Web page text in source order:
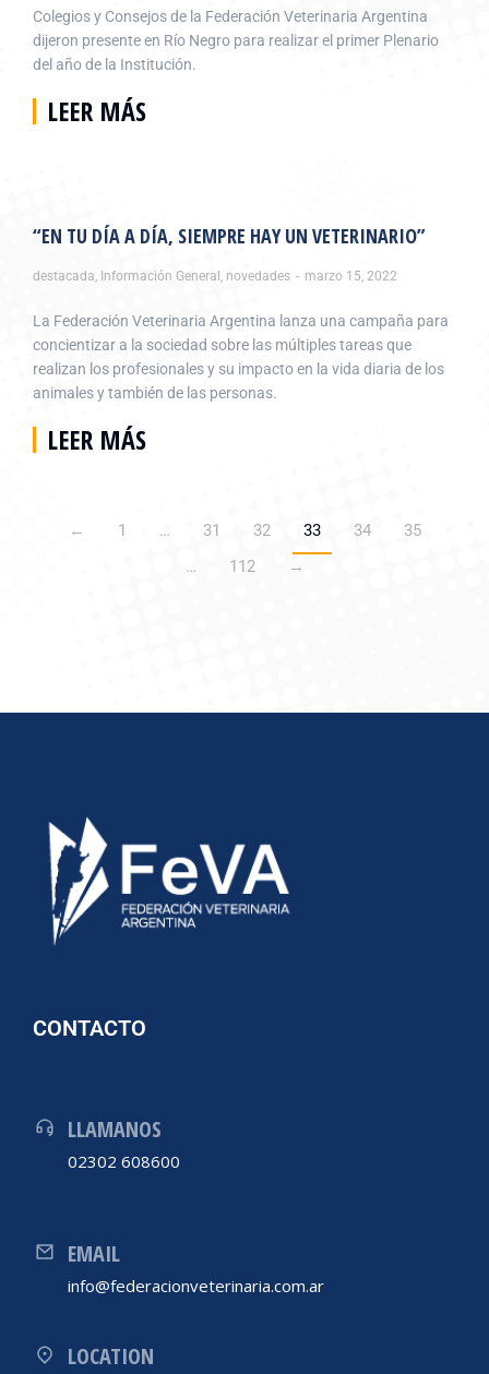
Colegios y Consejos de la Federación Veterinaria Argentina
dijeron presente en Río Negro para realizar el primer Plenario
del año de la Institución.
LEER MÁS
“EN TU DÍA A DÍA, SIEMPRE HAY UN VETERINARIO”
destacada, Información General , novedades marzo 15, 2022
La Federación Veterinaria Argentina lanza una campaña para
concientizar a la sociedad sobre las múltiples tareas que
realizan los profesionales y su impacto en la vida diaria de los
animales y también de las personas.
LEER MÁS
← 1 … 31 32 33 34
35
…
112 →
CONTACTO
LLAMANOS
02302 608600
EMAIL
info@federacionveterinaria.com.ar
LOCATION